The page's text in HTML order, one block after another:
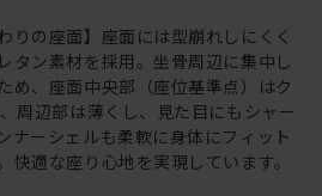
りの座面】座面には型崩れしにくく
タン素材を採用。坐骨周辺に集中し
め、座面中央部（座位基準点）はク
周辺部は薄くし、見た目にもシャー
ナーシェルも柔軟に身体にフィット
快適な座り心地を実現しています。